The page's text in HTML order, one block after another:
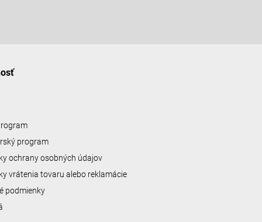
program
ochrany osobných údajov
vrátenia tovaru alebo reklamácie
podmienky